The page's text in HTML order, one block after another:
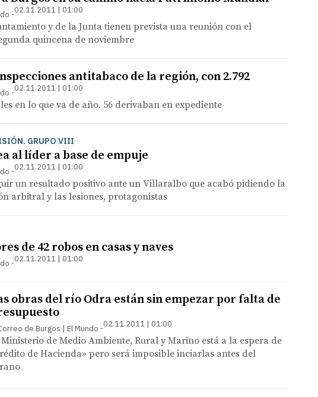
02.11.2011 | 01:00
y de la Junta tienen prevista una reunión con el
quincena de noviembre
antitabaco de la región, con 2.792
02.11.2011 | 01:00
en lo que va de año. 56 derivaban en expediente
GRUPO VIII
al líder a base de empuje
02.11.2011 | 01:00
un resultado positivo ante un Villaralbo que acabó pidiendo la
arbitral y las lesiones, protagonistas
de 42 robos en casas y naves
02.11.2011 | 01:00
obras del río Odra están sin empezar por falta de
de Burgos | El Mundo 02.11.2011 | 01:00
de Medio Ambiente, Rural y Marino está a la espera de
de Hacienda» pero será imposible inciarlas antes del